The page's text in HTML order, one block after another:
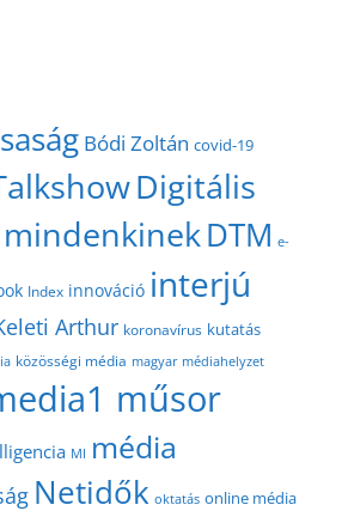
Bódi Zoltán covid-19
Digitális
DTM e-
Index innováció interjú
Arthur koronavírus kutatás
közösségi média magyar médiahelyzet
műsor
MI média
Netidők oktatás online média